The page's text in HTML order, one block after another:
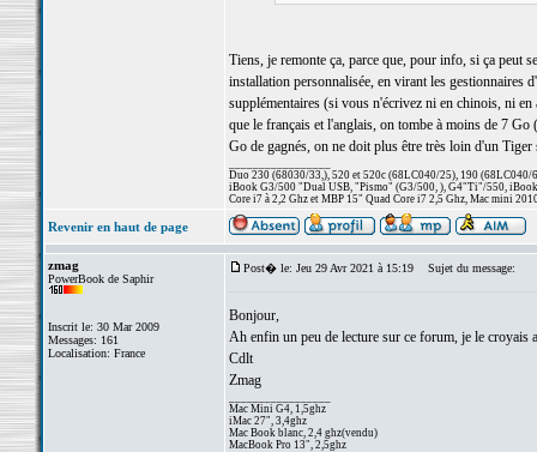
Tiens, je remonte ça, parce que, pour info, si ça peut
installation personnalisée, en virant les gestionnaires
supplémentaires (si vous n'écrivez ni en chinois, ni
que le français et l'anglais, on tombe à moins de 7
Go de gagnés, on ne doit plus être très loin d'un Tiger
Duo 230 (68030/33,), 520 et 520c (68LC040/25), 190 (68LC040/
iBook G3/500 "Dual USB, "Pismo" (G3/500, ), G4"Ti"/550,
Core i7 à 2,2 Ghz et MBP 15" Quad Core i7 2,5 Ghz, Mac mini
Revenir en haut de page
zmag
PowerBook de Saphir
Inscrit le: 30 Mar 2009
Messages: 161
Localisation: France
Post� le: Jeu 29 Avr 2021 à 15:19 Sujet du message:
Bonjour,
Ah enfin un peu de lecture sur ce forum, je le croyais
Cdlt
Zmag
Mac Mini G4, 1,5ghz
iMac 27", 3,4ghz
Mac Book blanc, 2,4 ghz(vendu)
MacBook Pro 13", 2,5ghz